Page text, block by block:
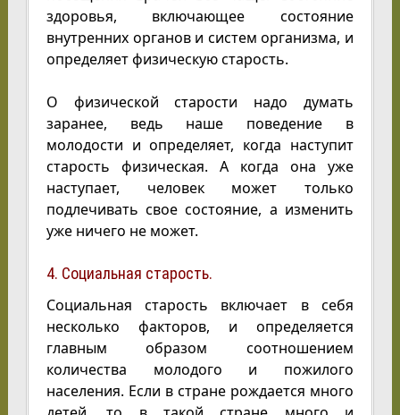
здоровья, включающее состояние
внутренних органов и систем организма, и
определяет физическую старость.
О физической старости надо думать
заранее, ведь наше поведение в
молодости и определяет, когда наступит
старость физическая. А когда она уже
наступает, человек может только
подлечивать свое состояние, а изменить
уже ничего не может.
4. Социальная старость.
Социальная старость включает в себя
несколько факторов, и определяется
главным образом соотношением
количества молодого и пожилого
населения. Если в стране рождается много